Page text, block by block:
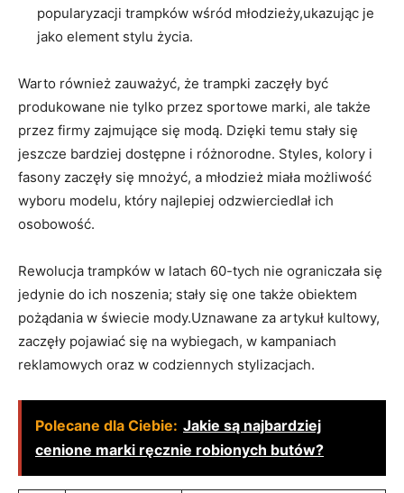
popularyzacji trampków ⁣wśród ‍młodzieży,ukazując je
⁤jako element⁤ stylu ⁤życia.
Warto również zauważyć, że ⁢trampki zaczęły ​być
produkowane ⁣nie tylko⁣ przez‌ sportowe marki, ale także
przez firmy zajmujące‍ się modą. ⁤Dzięki temu stały​ się
jeszcze bardziej dostępne i różnorodne. Styles, kolory i
fasony zaczęły się mnożyć,⁤ a młodzież miała możliwość
‍wyboru ⁣modelu, który najlepiej ‍odzwierciedlał ich‌
osobowość.
Rewolucja ​trampków w latach 60-tych nie ograniczała się
jedynie do ich noszenia; stały się one także ‍obiektem
pożądania⁣ w świecie ​mody.Uznawane za artykuł kultowy,
zaczęły pojawiać się‍ na​ wybiegach, w ⁤kampaniach
reklamowych oraz w codziennych stylizacjach.
Polecane dla Ciebie: Jakie są najbardziej
cenione marki ręcznie robionych butów?